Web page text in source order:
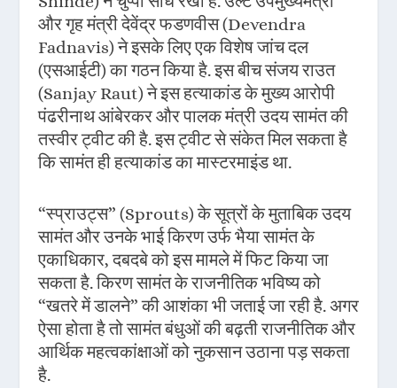
और गृह मंत्री देवेंद्र फडणवीस (Devendra
Fadnavis) ने इसके लिए एक विशेष जांच दल
(एसआईटी) का गठन किया है. इस बीच संजय राउत
(Sanjay Raut) ने इस हत्याकांड के मुख्य आरोपी
पंढरीनाथ आंबेरकर और पालक मंत्री उदय सामंत की
तस्वीर ट्वीट की है. इस ट्वीट से संकेत मिल सकता है
कि सामंत ही हत्याकांड का मास्टरमाइंड था.
“स्प्राउट्स” (Sprouts) के सूत्रों के मुताबिक उदय
सामंत और उनके भाई किरण उर्फ भैया सामंत के
एकाधिकार, दबदबे को इस मामले में फिट किया जा
सकता है. किरण सामंत के राजनीतिक भविष्य को
“खतरे में डालने” की आशंका भी जताई जा रही है. अगर
ऐसा होता है तो सामंत बंधुओं की बढ़ती राजनीतिक और
आर्थिक महत्वकांक्षाओं को नुकसान उठाना पड़ सकता
है.